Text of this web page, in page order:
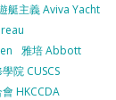
艇主義 Aviva Yacht
雅培 Abbott
院 CUSCS
HKCCDA